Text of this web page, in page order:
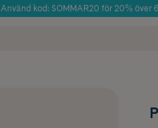
Använd kod: SOMMAR20 för 20% över